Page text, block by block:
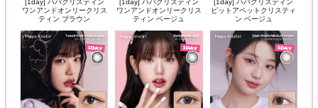
[1day] ハパクリスティン
ワンアンドオンリークリス
ティン ブラウン
[1day] ハパクリスティン
ワンアンドオンリークリス
ティン ベージュ
[1day] ハパクリスティン
ピットアペットクリスティ
ン ベージュ